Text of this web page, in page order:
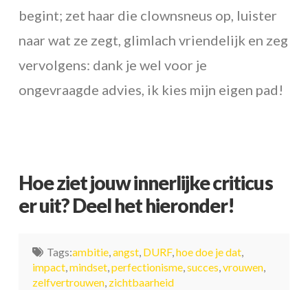
begint; zet haar die clownsneus op, luister
naar wat ze zegt, glimlach vriendelijk en zeg
vervolgens: dank je wel voor je
ongevraagde advies, ik kies mijn eigen pad!
Hoe ziet jouw innerlijke criticus
er uit? Deel het hieronder!
Tags:ambitie,angst, DURF,hoe doe je dat,
impact,mindset,perfectionisme,succes,vrouwen,
zelfvertrouwen, zichtbaarheid